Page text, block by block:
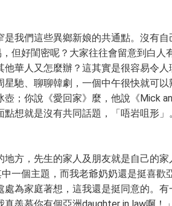
是我們這些異鄉新娘的共通點。沒有
但好閨密呢？大家往往會留意到白
他華人又怎麼辦？這其實是很容易令
星馳、聊聊韓劇，一個中午很快就可
壺；你說《愛回家》麼，他說《Mick
點想就是沒有共同話題，「唔岩咀形
地方，先生的家人及朋友就是自己的
一個主題，而我老爺奶奶還是挺喜
處為家庭著想，這我還是挺同意的。
真羨慕你有個亞洲daughter in law啊